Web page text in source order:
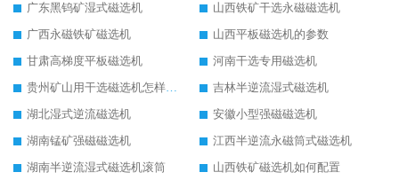
广东黑钨矿湿式磁选机
山西铁矿干选永磁磁选机
广西永磁铁矿磁选机
山西平板磁选机的参数
甘肃高梯度平板磁选机
河南干选专用磁选机
贵州矿山用干选磁选机怎样调磁
吉林半逆流湿式磁选机
湖北湿式逆流磁选机
安徽小型强磁磁选机
湖南锰矿强磁磁选机
江西半逆流永磁筒式磁选机
湖南半逆流湿式磁选机滚筒
山西铁矿磁选机如何配置